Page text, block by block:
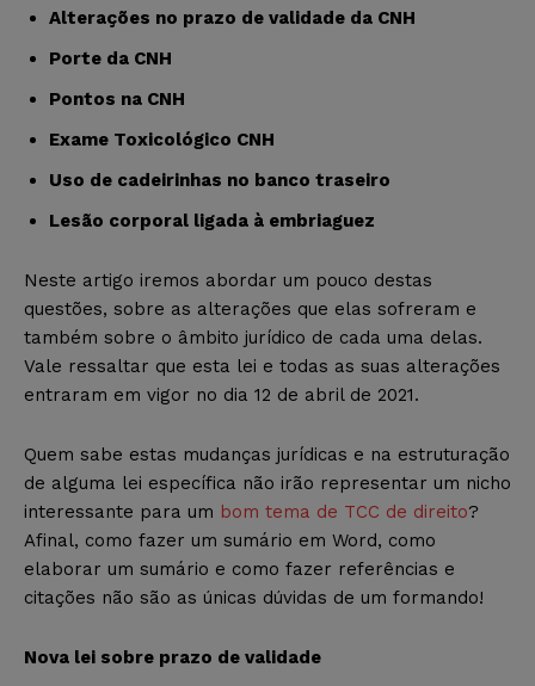
Alterações no prazo de validade da CNH
Porte da CNH
Pontos na CNH
Exame Toxicológico CNH
Uso de cadeirinhas no banco traseiro
Lesão corporal ligada à embriaguez
Neste artigo iremos abordar um pouco destas
questões, sobre as alterações que elas sofreram e
também sobre o âmbito jurídico de cada uma delas.
Vale ressaltar que esta lei e todas as suas alterações
entraram em vigor no dia 12 de abril de 2021.
Quem sabe estas mudanças jurídicas e na estruturação
de alguma lei específica não irão representar um nicho
interessante para um bom tema de TCC de direito?
Afinal, como fazer um sumário em Word, como
elaborar um sumário e como fazer referências e
citações não são as únicas dúvidas de um formando!
Nova lei sobre prazo de validade